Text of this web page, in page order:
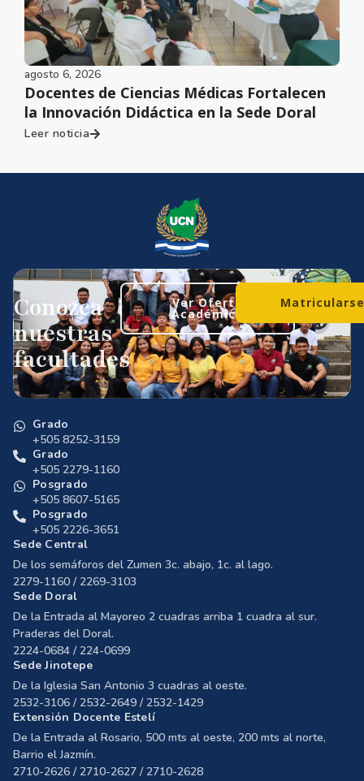
agosto 6, 2026
Docentes de Ciencias Médicas Fortalecen
la Innovación Didáctica en la Sede Doral
Leer noticia
Conozca
nuestras
facultades
Ver Oferta
Académica
Grado
+505 8252-3159
Grado
+505 2279-1160
Posgrado
+505 8607-5165
Posgrado
+505 2226-3651
Sede Central
De los semáforos del Zumen 3c. abajo, 1c. al lago.
2279-1160 / 2269-3103
Sede Doral
De la Entrada al Mayoreo 2 cuadras arriba 1 cuadra al sur.
Praderas del Doral.
2224-0684 / 224-0699
Sede Jinotepe
De la Iglesia San Antonio 3 cuadras al oeste.
2532-3106 / 2532-2649 / 2532-1429
Extensión Docente Estelí
De la Entrada al Rosario, 500 mts al oeste, 200 mts al norte,
Barrio el Jazmín.
2710-2626 / 2710-2627 / 2710-2628